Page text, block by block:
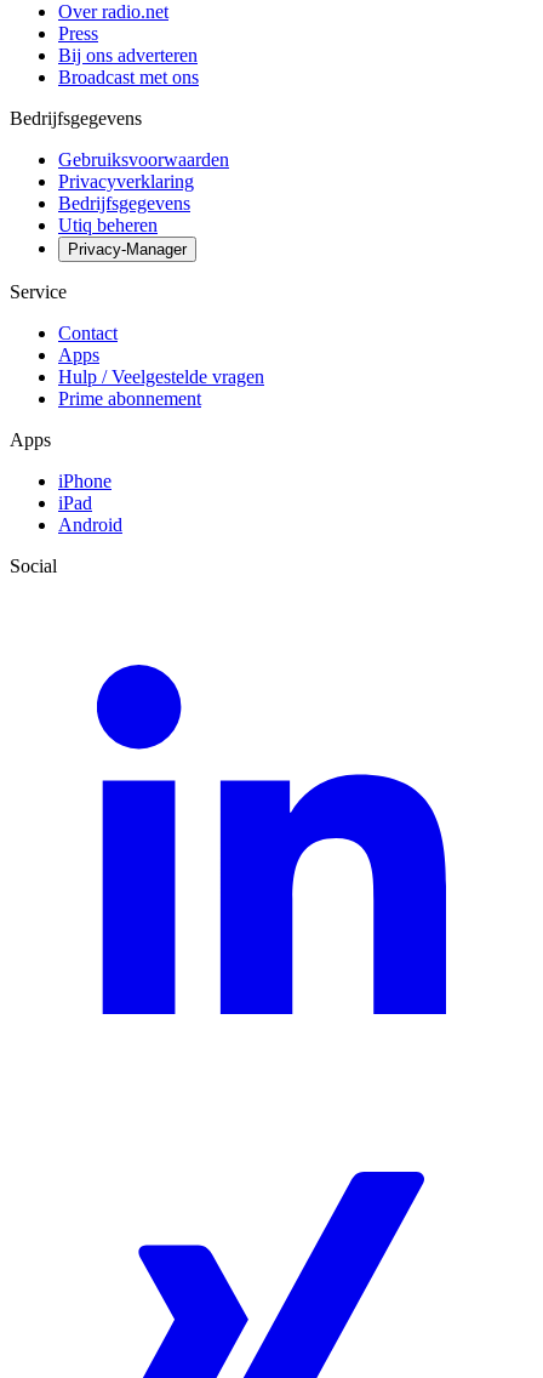
Over radio.net
Press
Bij ons adverteren
Broadcast met ons
Bedrijfsgegevens
Gebruiksvoorwaarden
Privacyverklaring
Bedrijfsgegevens
Utiq beheren
Privacy-Manager
Service
Contact
Apps
Hulp / Veelgestelde vragen
Prime abonnement
Apps
iPhone
iPad
Android
Social